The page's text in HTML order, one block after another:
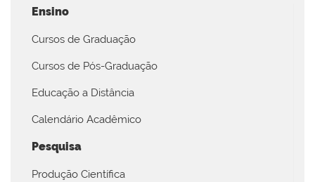
Ensino
Cursos de Graduação
Cursos de Pós-Graduação
Educação a Distância
Calendário Acadêmico
Pesquisa
Produção Científica